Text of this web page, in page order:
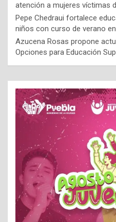
atención a mujeres víctimas
Pepe Chedraui fortalece
niños con curso de verano
Azucena Rosas propone
Opciones para Educación